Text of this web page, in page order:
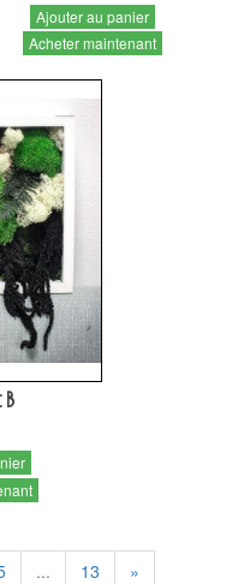
Ajouter au panier
Acheter maintenant
B
... 13 »